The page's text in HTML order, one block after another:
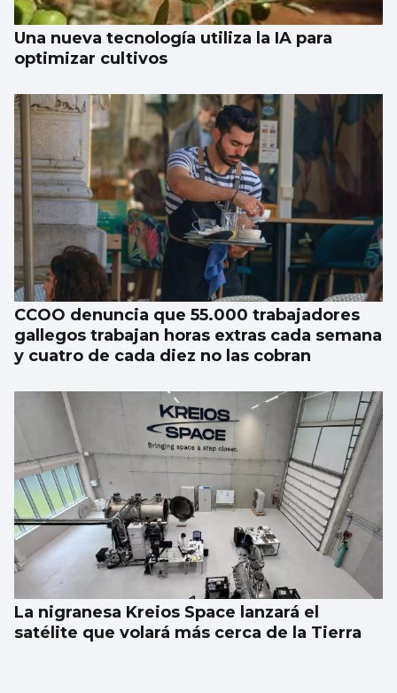
Una nueva tecnología utiliza la IA para
optimizar cultivos
CCOO denuncia que 55.000 trabajadores
gallegos trabajan horas extras cada semana
y cuatro de cada diez no las cobran
La nigranesa Kreios Space lanzará el
satélite que volará más cerca de la Tierra